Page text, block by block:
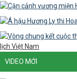
lịch Việt Nam
VIDEO MỚI